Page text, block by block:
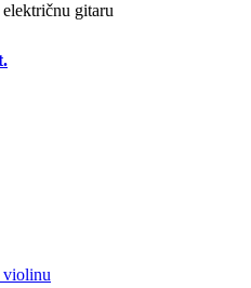
gitaru
violinu